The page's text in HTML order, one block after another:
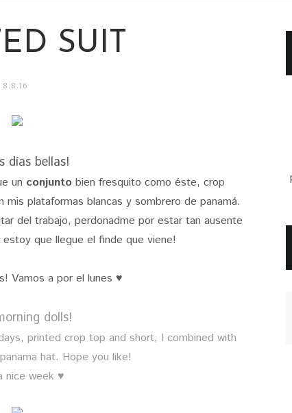
SUIT
8.8.16
días bellas!
un conjuntobien fresquito como éste, crop
plataformas blancas y sombrero de panamá.
del trabajo, perdonadme por estar tan ausente
que llegue el finde que viene!
Vamos a por el lunes ♥
dolls!
printed crop top and short, I combined with
hat. Hope you like!
nice week ♥